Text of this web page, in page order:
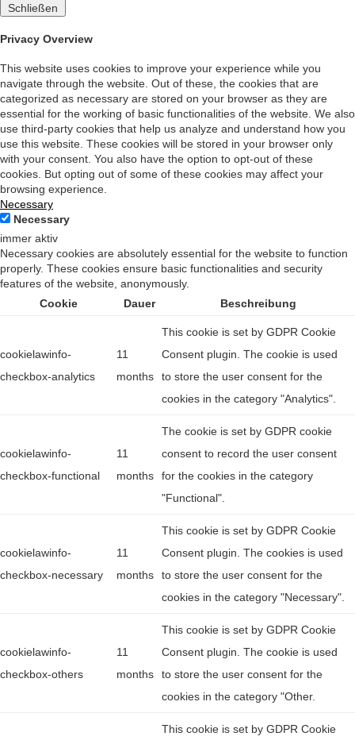
Schließen
Privacy Overview
This website uses cookies to improve your experience while you
navigate through the website. Out of these, the cookies that are
categorized as necessary are stored on your browser as they are
essential for the working of basic functionalities of the website. We also
use third-party cookies that help us analyze and understand how you
use this website. These cookies will be stored in your browser only
with your consent. You also have the option to opt-out of these
cookies. But opting out of some of these cookies may affect your
browsing experience.
Necessary
Necessary
immer aktiv
Necessary cookies are absolutely essential for the website to function
properly. These cookies ensure basic functionalities and security
features of the website, anonymously.
Cookie
Dauer Beschreibung
cookielawinfo-
checkbox-analytics
11
months
This cookie is set by GDPR Cookie
Consent plugin. The cookie is used
to store the user consent for the
cookies in the category "Analytics".
cookielawinfo-
checkbox-functional
11
months
The cookie is set by GDPR cookie
consent to record the user consent
for the cookies in the category
"Functional".
cookielawinfo-
checkbox-necessary
11
months
This cookie is set by GDPR Cookie
Consent plugin. The cookies is used
to store the user consent for the
cookies in the category "Necessary".
cookielawinfo-
checkbox-others
11
months
This cookie is set by GDPR Cookie
Consent plugin. The cookie is used
to store the user consent for the
cookies in the category "Other.
This cookie is set by GDPR Cookie